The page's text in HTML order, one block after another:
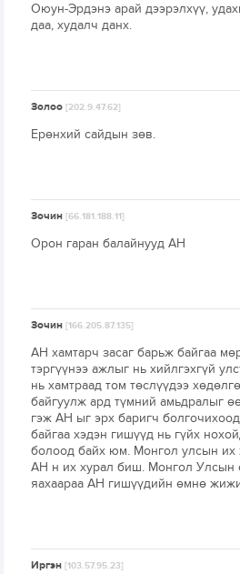
Оюун-Эрдэнэ арай дээрэлхүү,
даа, худалч данх.
Золоо[202.9.47.62]
Ерөнхий сайдын зөв.
Зочин[66.181.188.11]
Орон гаран балайнууд АН
Зочин[166.205.87.135]
АН хамтарч засаг барьж байгаа
тэргүүнээ ажлыг нь хийлгэхгүй
нь хамтраад том төслүүдээ
байгуулж ард түмний амьдралыг
гэж АН ыг эрх баригч
байгаа хэдэн гишүүд нь гүйх
болоод байх юм. Монгол улсын их
АН н их хурал биш. Монгол Улсын
яахаараа АН гишүүдийн өмнө
Иргэн[103.57.95.23]